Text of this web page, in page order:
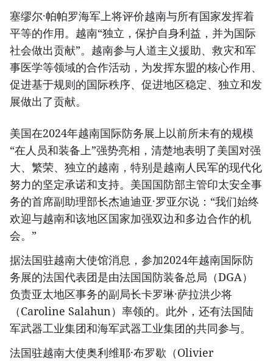
塞缪尔·帕帕罗海军上将评价越南与所有国家发挥着
平等的作用。越南“独立，保护自身利益，并为国际
社会做出贡献”。越南参与人道主义援助、救灾和军
事医学等领域的合作活动，为发挥东盟的核心作用、
促进基于规则的国际秩序、促进地区稳定、独立和发
展做出了贡献。
美国在2024年越南国际防务展上以前所未有的规模
“在人员和装备上”强势亮相，清楚地表明了美国对强
大、繁荣、独立的越南，特别是越南人民军的现代化
努力的坚定承诺和支持。美国国防部主管印太安全事
务的首席副助理部长杰迪迪亚·罗亚尔说：“我们始终
欢迎与越南和该地区国家加强双边和多边合作的机
会。”
据法国驻越南大使馆消息，参加2024年越南国际防
务展的法国代表团是由法国国防装备总局（DGA）
负责亚太地区事务的副局长卡罗琳·萨拉洪少将
（Caroline Salahun）率领的。此外，还有法国陆
军武器工业集团和海军武器工业集团的共同参与。
法国驻越南大使奥利维耶·布罗歇（Olivier